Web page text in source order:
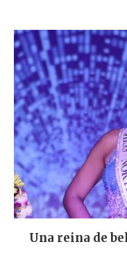
Una reina de